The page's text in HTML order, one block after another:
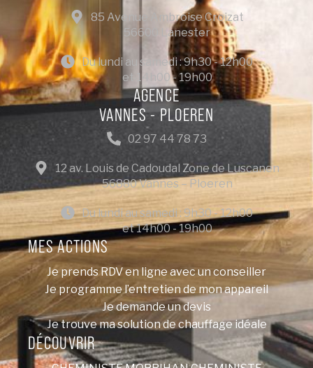
DÉCOUVRIR
MES ACTIONS
Je prends RDV en ligne avec un conseiller
Je programme l’entretien de mon appareil
Je demande un devis
Je trouve ma solution de chauffage idéale
AGENCE
VANNES - PLOEREN
02 97 44 78 73
12 av. Louis de Cadoudal Zone de Luscanen
56880 Vannes – Ploeren
Du lundi au samedi : 9h30 - 12h00
et 14h00 - 19h00
85 Avenue Ambroise Croizat
56600 Lanester
Du lundi au samedi : 9h30 - 12h00
et 14h00 - 19h00